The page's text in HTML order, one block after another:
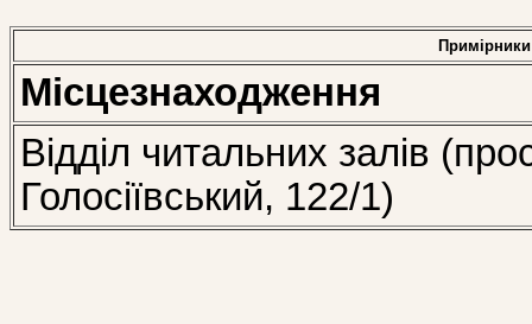
Примірники
Місцезнаходження
Відділ читальних залів
Голосіївський, 122/1)